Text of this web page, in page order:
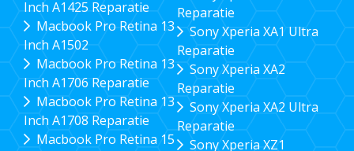
Inch A1425 Reparatie
Macbook Pro Retina 13
Inch A1502
Macbook Pro Retina 13
Inch A1706 Reparatie
Macbook Pro Retina 13
Inch A1708 Reparatie
Macbook Pro Retina 15
Reparatie
Sony Xperia XA1 Ultra
Reparatie
Sony Xperia XA2
Reparatie
Sony Xperia XA2 Ultra
Reparatie
Sony Xperia XZ1